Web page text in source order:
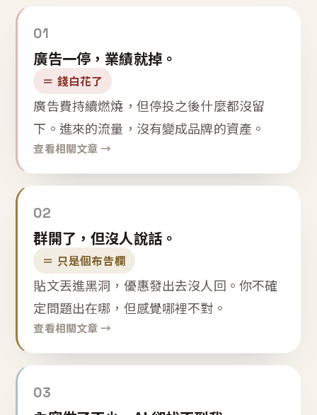
01
廣告一停，業績就掉。
＝ 錢白花了
廣告費持續燃燒，但停投之後什麼都沒留
下。進來的流量，沒有變成品牌的資產。
查看相關文章 →
02
群開了，但沒人說話。
＝ 只是個布告欄
貼文丟進黑洞，優惠發出去沒人回。你不確
定問題出在哪，但感覺哪裡不對。
查看相關文章 →
03